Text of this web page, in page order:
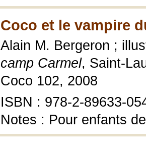
Coco et le vampire
Alain M. Bergeron ;
camp Carmel, Saint-
Coco 102, 2008
ISBN : 978-2-89633-
Notes : Pour enfants